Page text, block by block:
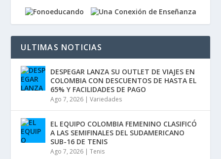
ULTIMAS NOTICIAS
DESPEGAR LANZA SU OUTLET DE VIAJES EN
COLOMBIA CON DESCUENTOS DE HASTA EL
65% Y FACILIDADES DE PAGO
Ago 7, 2026 |Variedades
EL EQUIPO COLOMBIA FEMENINO CLASIFICÓ
A LAS SEMIFINALES DEL SUDAMERICANO
SUB-16 DE TENIS
Ago 7, 2026 |Tenis